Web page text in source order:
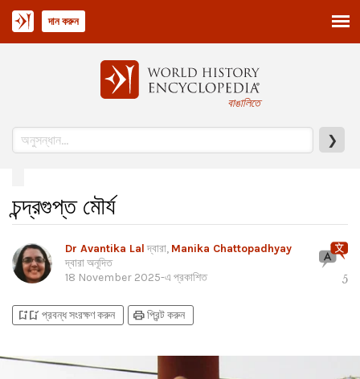
বাঙালিতে
❯
দান করুন
চন্দ্রগুপ্ত মৌর্য
Dr Avantika Lalদ্বারা, Manika Chattopadhyay
দ্বারা অনূদিত
18 November 2025-এ প্রকাশিত 5
bookmark_addbookmark_added প্রবন্ধ সংরক্ষণ করুন printপ্রিন্ট করুন